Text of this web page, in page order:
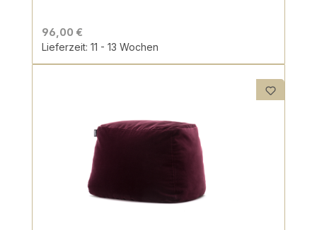
96,00 €
Lieferzeit: 11 - 13 Wochen